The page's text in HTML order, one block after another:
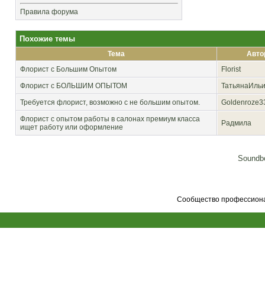
Правила форума
Похожие темы
Тема
Флорист с Большим Опытом
Florist
Флорист с БОЛЬШИМ ОПЫТОМ
Требуется флорист, возможно с не большим опытом.
Флорист с опытом работы в салонах премиум класса
ищет работу или оформление
Радмила
Сообщество